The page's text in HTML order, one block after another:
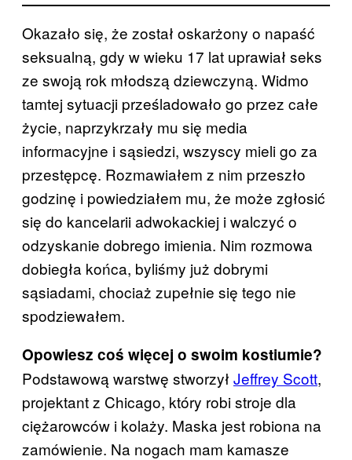
Okazało się, że został oskarżony o napaść
seksualną, gdy w wieku 17 lat uprawiał seks
ze swoją rok młodszą dziewczyną. Widmo
tamtej sytuacji prześladowało go przez całe
życie, naprzykrzały mu się media
informacyjne i sąsiedzi, wszyscy mieli go za
przestępcę. Rozmawiałem z nim przeszło
godzinę i powiedziałem mu, że może zgłosić
się do kancelarii adwokackiej i walczyć o
odzyskanie dobrego imienia. Nim rozmowa
dobiegła końca, byliśmy już dobrymi
sąsiadami, chociaż zupełnie się tego nie
spodziewałem.
Opowiesz coś więcej o swoim kostiumie?
Podstawową warstwę stworzył Jeffrey Scott,
projektant z Chicago, który robi stroje dla
ciężarowców i kolaży. Maska jest robiona na
zamówienie. Na nogach mam kamasze